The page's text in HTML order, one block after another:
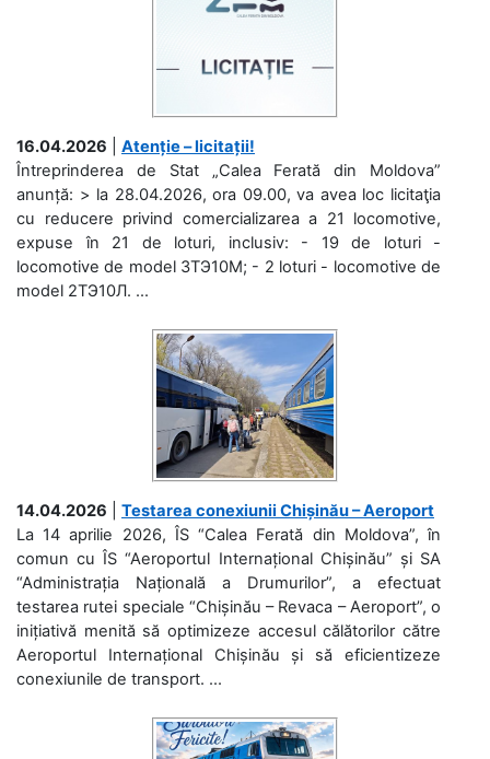
16.04.2026
Atenție – licitații!
Întreprinderea de Stat „Calea Ferată din Moldova”
anunță: > la 28.04.2026, ora 09.00, va avea loc licitaţia
cu reducere privind comercializarea a 21 locomotive,
expuse în 21 de loturi, inclusiv: - 19 de loturi -
locomotive de model 3ТЭ10М; - 2 loturi - locomotive de
model 2ТЭ10Л. ...
14.04.2026
Testarea conexiunii Chișinău – Aeroport
La 14 aprilie 2026, ÎS “Calea Ferată din Moldova”, în
comun cu ÎS “Aeroportul Internațional Chișinău” și SA
“Administrația Națională a Drumurilor”, a efectuat
testarea rutei speciale “Chișinău – Revaca – Aeroport”, o
inițiativă menită să optimizeze accesul călătorilor către
Aeroportul Internațional Chișinău și să eficientizeze
conexiunile de transport. ...